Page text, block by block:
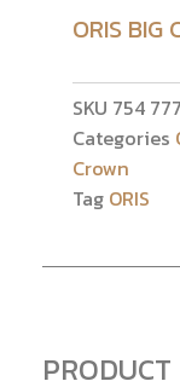
ORIS BIG
SKU 754
Categories
Crown
Tag ORIS